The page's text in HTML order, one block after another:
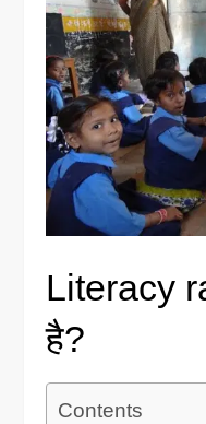
Literacy
है?
Contents